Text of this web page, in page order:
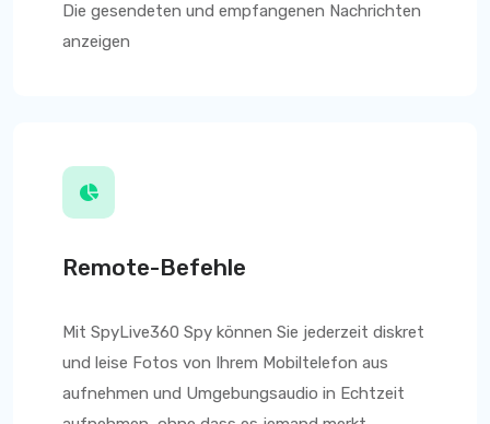
Die gesendeten und empfangenen Nachrichten
anzeigen
Remote-Befehle
Mit SpyLive360 Spy können Sie jederzeit diskret
und leise Fotos von Ihrem Mobiltelefon aus
aufnehmen und Umgebungsaudio in Echtzeit